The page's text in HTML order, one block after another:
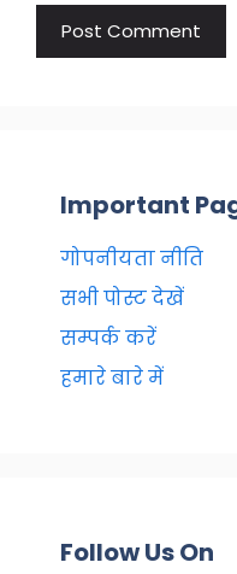
Important
गोपनीयता नीति
सभी पोस्ट देखें
सम्पर्क करें
हमारे बारे में
Follow Us On